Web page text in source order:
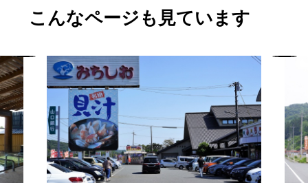
こんなページも見ています